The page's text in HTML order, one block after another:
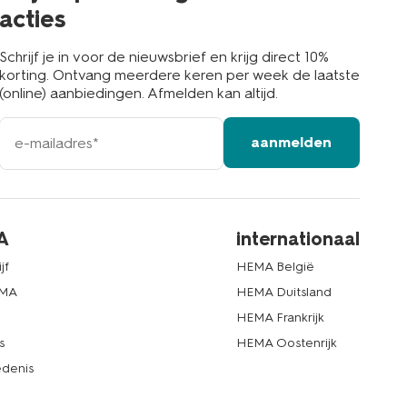
acties
Schrijf je in voor de nieuwsbrief en krijg direct 10%
korting. Ontvang meerdere keren per week de laatste
(online) aanbiedingen. Afmelden kan altijd.
e-
mailadres
aanmelden
internationaal
HEMA België
HEMA Duitsland
HEMA Frankrijk
HEMA Oostenrijk